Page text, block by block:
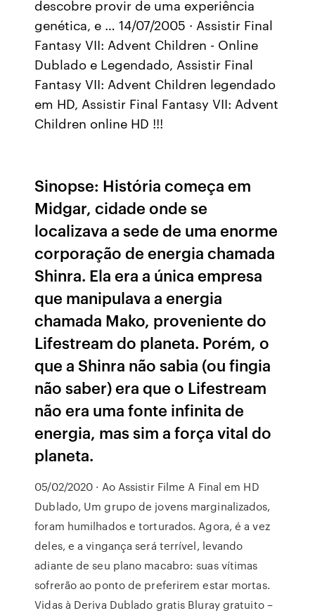
descobre provir de uma experiência
genética, e … 14/07/2005 · Assistir Final
Fantasy VII: Advent Children - Online
Dublado e Legendado, Assistir Final
Fantasy VII: Advent Children legendado
em HD, Assistir Final Fantasy VII: Advent
Children online HD !!!
Sinopse: História começa em
Midgar, cidade onde se
localizava a sede de uma enorme
corporação de energia chamada
Shinra. Ela era a única empresa
que manipulava a energia
chamada Mako, proveniente do
Lifestream do planeta. Porém, o
que a Shinra não sabia (ou fingia
não saber) era que o Lifestream
não era uma fonte infinita de
energia, mas sim a força vital do
planeta.
05/02/2020 · Ao Assistir Filme A Final em HD
Dublado, Um grupo de jovens marginalizados,
foram humilhados e torturados. Agora, é a vez
deles, e a vingança será terrível, levando
adiante de seu plano macabro: suas vítimas
sofrerão ao ponto de preferirem estar mortas.
Vidas à Deriva Dublado gratis Bluray gratuito –